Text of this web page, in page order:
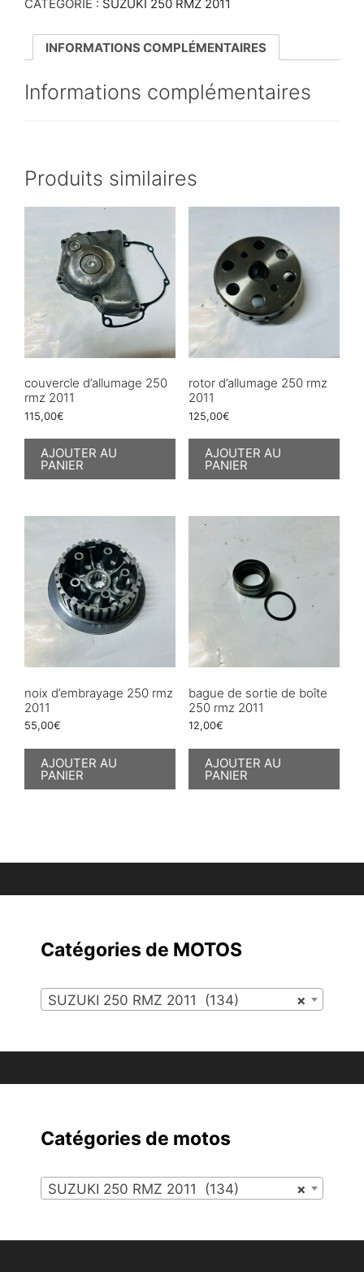
250
CATÉGORIE : SUZUKI 250 RMZ 2011
INFORMATIONS COMPLÉMENTAIRES
Informations complémentaires
Produits similaires
couvercle d’allumage 250
rmz 2011
115,00€
AJOUTER AU
PANIER
rotor d’allumage 250 rmz
2011
125,00€
AJOUTER AU
PANIER
noix d’embrayage 250 rmz
2011
55,00€
AJOUTER AU
PANIER
bague de sortie de boîte
250 rmz 2011
12,00€
AJOUTER AU
PANIER
Catégories de MOTOS
×
SUZUKI 250 RMZ 2011 (134)
Catégories de motos
×
SUZUKI 250 RMZ 2011 (134)